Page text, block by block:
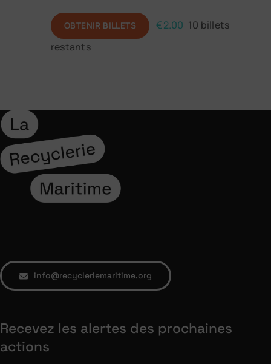
OBTENIR BILLETS €2.00 10 billets
restants
info@recycleriemaritime.org
Recevez les alertes des prochaines
actions